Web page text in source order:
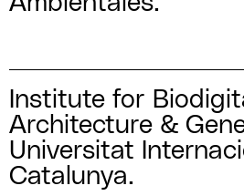
Institute for
Architecture &
Universitat
Catalunya.